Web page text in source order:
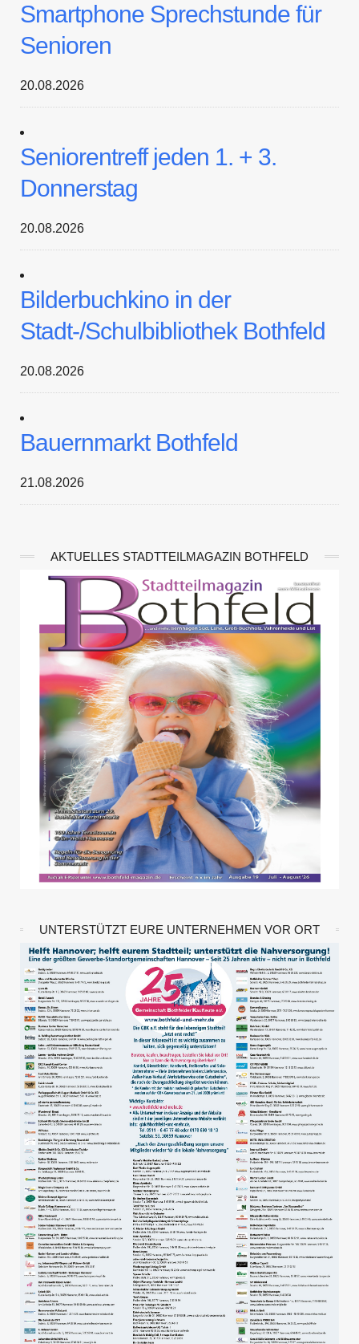
Smartphone Sprechstunde für
Senioren
20.08.2026
Seniorentreff jeden 1. + 3.
Donnerstag
20.08.2026
Bilderbuchkino in der
Stadt-/Schulbibliothek Bothfeld
20.08.2026
Bauernmarkt Bothfeld
21.08.2026
AKTUELLES STADTTEILMAGAZIN BOTHFELD
UNTERSTÜTZT EURE UNTERNEHMEN VOR ORT